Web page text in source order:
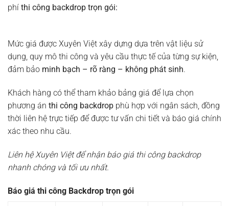
phí thi công backdrop trọn gói:
Mức giá được Xuyên Việt xây dựng dựa trên vật liệu sử
dụng, quy mô thi công và yêu cầu thực tế của từng sự kiện,
đảm bảo minh bạch – rõ ràng – không phát sinh.
Khách hàng có thể tham khảo bảng giá để lựa chọn
phương án thi công backdrop phù hợp với ngân sách, đồng
thời liên hệ trực tiếp để được tư vấn chi tiết và báo giá chính
xác theo nhu cầu.
Liên hệ Xuyên Việt để nhận báo giá thi công backdrop
nhanh chóng và tối ưu nhất.
Báo giá thi công Backdrop trọn gói